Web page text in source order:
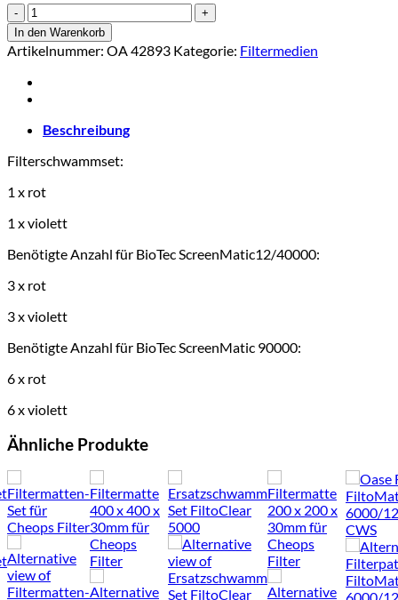
Oase
Filterschwammset
rot/violett
für
BioTec
40000
90000
In den Warenkorb
Artikelnummer: OA 42893 Kategorie: Filtermedien
Beschreibung
Filterschwammset:
1 x rot
1 x violett
Benötigte Anzahl für BioTec ScreenMatic12/40000:
3 x rot
3 x violett
Benötigte Anzahl für BioTec ScreenMatic 90000:
6 x rot
6 x violett
Ähnliche Produkte